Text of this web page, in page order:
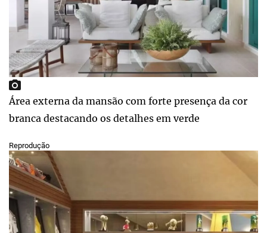
Área externa da mansão com forte presença da cor
branca destacando os detalhes em verde
Reprodução